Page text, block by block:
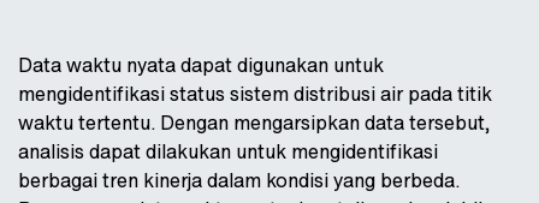
Data waktu nyata dapat digunakan untuk
mengidentifikasi status sistem distribusi air pada titik
waktu tertentu. Dengan mengarsipkan data tersebut,
analisis dapat dilakukan untuk mengidentifikasi
berbagai tren kinerja dalam kondisi yang berbeda.